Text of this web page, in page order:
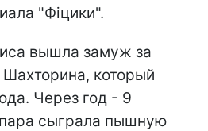
"Фіцики".
вышла замуж за
который
Через год - 9
сыграла пышную